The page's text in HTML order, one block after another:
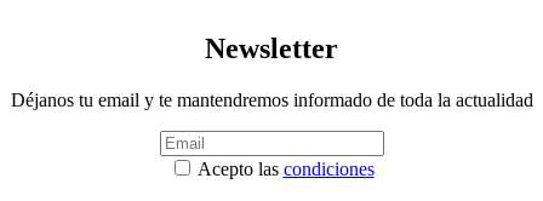
Newsletter
Déjanos tu email y te mantendremos informado de toda la actualidad
Acepto las condiciones